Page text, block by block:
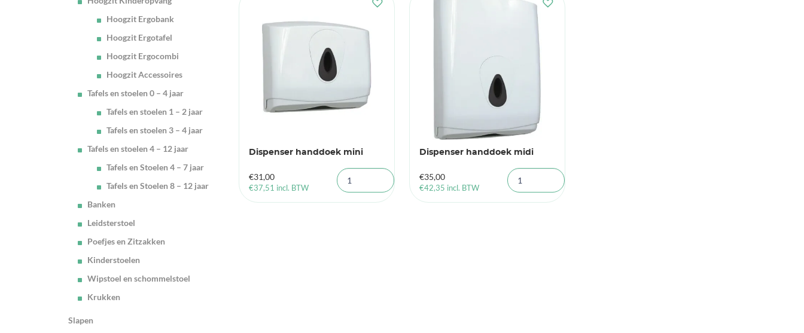
Hoogzit Ergobank
Hoogzit Ergotafel
Hoogzit Ergocombi
Hoogzit Accessoires
Tafels en stoelen 0 – 4 jaar
Tafels en stoelen 1 – 2 jaar
Tafels en stoelen 3 – 4 jaar
Tafels en stoelen 4 – 12 jaar
Tafels en Stoelen 4 – 7 jaar
Tafels en Stoelen 8 – 12 jaar
Banken
Leidsterstoel
Poefjes en Zitzakken
Kinderstoelen
Wipstoel en schommelstoel
Krukken
Slapen
Dispenser handdoek mini
€31,00
€37,51 incl. BTW
Dispenser handdoek midi
€35,00
€42,35 incl. BTW